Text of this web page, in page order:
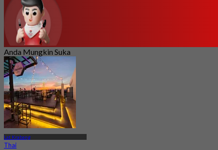
Anda Mungkin Suka
Lat Krabang
Thai